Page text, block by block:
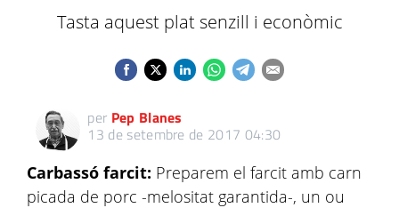
Tasta aquest plat senzill i econòmic
per Pep Blanes
13 de setembre de 2017 04:30
Carbassó farcit: Preparem el farcit amb carn
picada de porc -melositat garantida-, un ou